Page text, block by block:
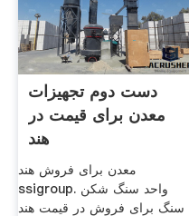
دست دوم تجهیزات
معدن برای قیمت در
هند
معدن برای فروش هند
ssigroup. واحد سنگ شکن
سنگ برای فروش در قیمت هند